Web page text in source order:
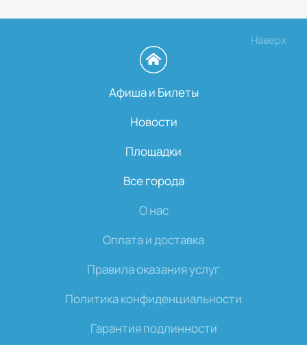
Наверх
Афиша и Билеты
Новости
Площадки
Все города
О нас
Оплата и доставка
Правила оказания услуг
Политика конфиденциальности
Гарантия подлинности